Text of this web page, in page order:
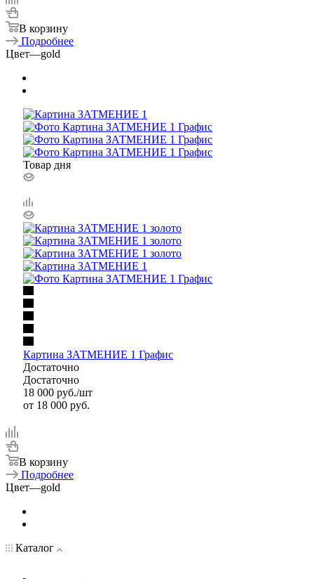
В корзину
Подробнее
Цвет—gold
Товар дня
Картина ЗАТМЕНИЕ 1 Графис
Достаточно
Достаточно
18 000 руб./шт
от 18 000 руб.
В корзину
Подробнее
Цвет—gold
Каталог